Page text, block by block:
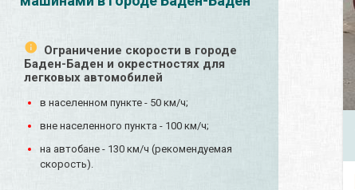
Ограничение скорости в городе
Баден-Баден и окрестностях для
легковых автомобилей
в населенном пункте - 50 км/ч;
вне населенного пункта - 100 км/ч;
на автобане - 130 км/ч (рекомендуемая
скорость).